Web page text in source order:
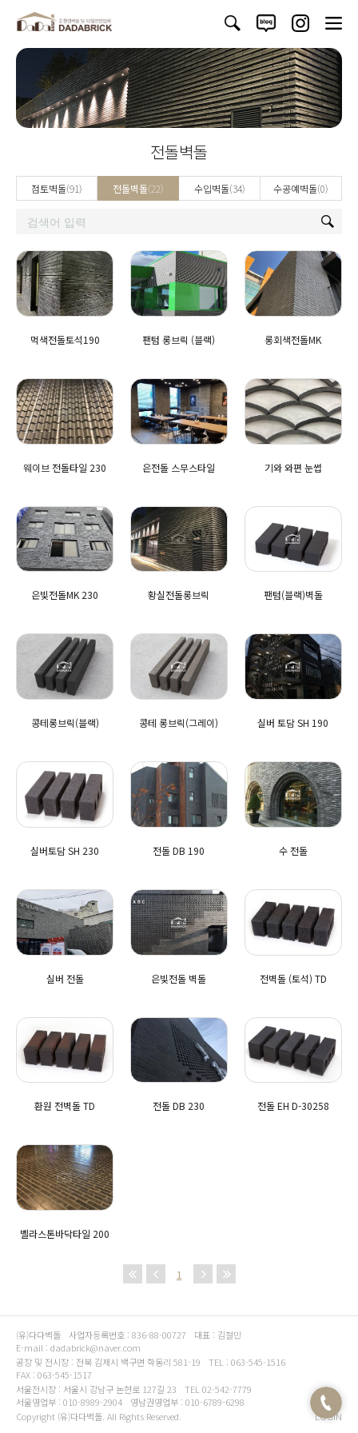
전돌벽돌
점토벽돌(91) 전돌벽돌(22) 수입벽돌(34) 수공예벽돌(0)
먹색전돌토석190 팬텀 롱브릭 (블랙) 롱회색전돌MK
웨이브 전돌타일 230 은전돌 스무스타일 기와 와편 눈썹
은빛전돌MK 230 황실전돌롱브릭 팬텀(블랙)벽돌
콩테롱브릭(블랙) 콩테 롱브릭(그레이) 실버 토담 SH 190
실버토담 SH 230 전돌 DB 190 수 전돌
실버 전돌 은빛전돌 벽돌 전벽돌 (토석) TD
환원 전벽돌 TD 전돌 DB 230 전돌 EH D-30258
벨라스톤바닥타일 200
1
(유)다다벽돌 사업자등록번호 : 836-88-00727
대표 : 김철민
E-mail : dadabrick@naver.com
공장 및 전시장 : 전북 김제시 백구면 학동리 581-19
TEL : 063-545-1516
FAX : 063-545-1517
서울전시장 : 서울시 강남구 논현로 127길 23
TEL 02-542-7779
서울영업부 : 010-8989-2904
영남권영업부 : 010-6789-6298
Copyright (유)다다벽돌. All Rights Reserved.
LOGIN